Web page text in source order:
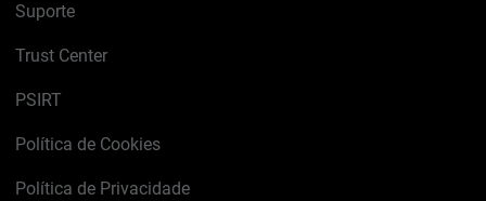
Suporte
Trust Center
PSIRT
Política de Cookies
Política de Privacidade